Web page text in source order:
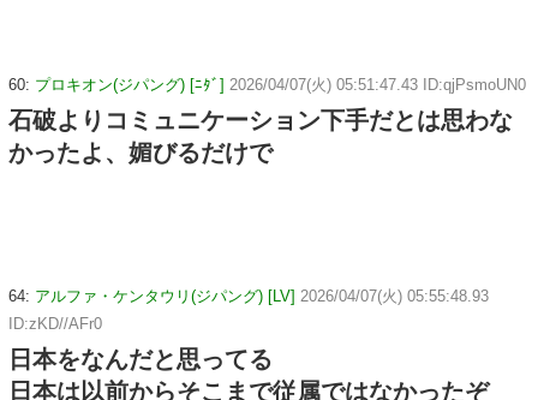
60: プロキオン(ジパング) [ﾆﾀﾞ] 2026/04/07(火) 05:51:47.43 ID:qjPsmoUN0
石破よりコミュニケーション下手だとは思わな
かったよ、媚びるだけで
64: アルファ・ケンタウリ(ジパング) [LV] 2026/04/07(火) 05:55:48.93
ID:zKD//AFr0
日本をなんだと思ってる
日本は以前からそこまで従属ではなかったぞ